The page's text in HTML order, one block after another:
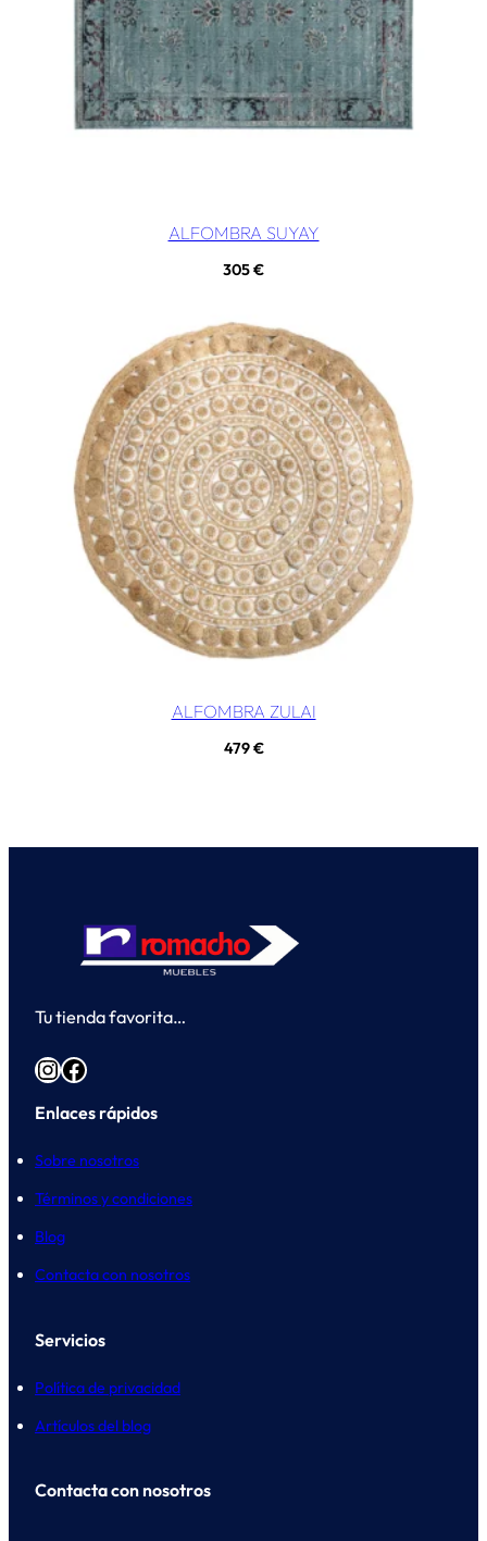
ALFOMBRA SUYAY
305€
ALFOMBRA ZULAI
479€
Tu tienda favorita…
InstagramFacebook
Enlaces rápidos
Sobre nosotros
Términos y condiciones
Blog
Contacta con nosotros
Servicios
Política de privacidad
Artículos del blog
Contacta con nosotros